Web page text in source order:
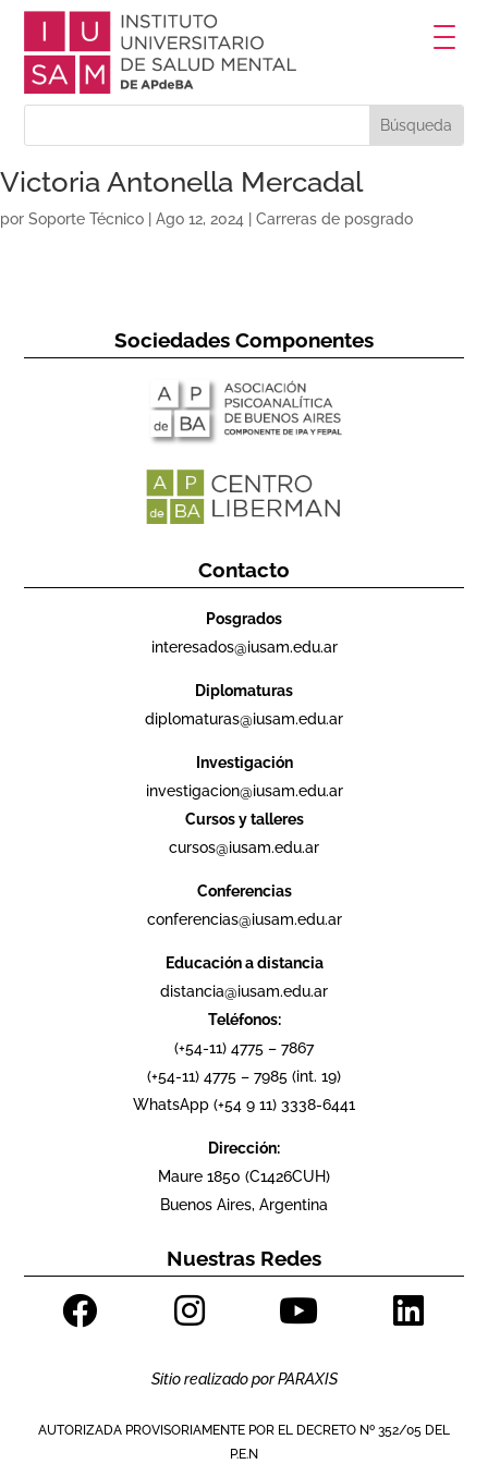
Victoria Antonella Mercadal
por Soporte Técnico Ago 12, 2024 Carreras de posgrado
Sociedades Componentes
Contacto
Posgrados
interesados@iusam.edu.ar
Diplomaturas
diplomaturas@iusam.edu.ar
Investigación
investigacion@iusam.edu.ar
Cursos y talleres
cursos@iusam.edu.ar
Conferencias
conferencias@iusam.edu.ar
Educación a distancia
distancia@iusam.edu.ar
Teléfonos:
(+54-11) 4775 – 7867
(+54-11) 4775 – 7985 (int. 19)
WhatsApp (+54 9 11) 3338-6441
Dirección:
Maure 1850 (C1426CUH)
Buenos Aires, Argentina
Nuestras Redes
Sitio realizado porPARAXIS
AUTORIZADA PROVISORIAMENTE POR EL DECRETO Nº 352/05 DEL
P.E.N